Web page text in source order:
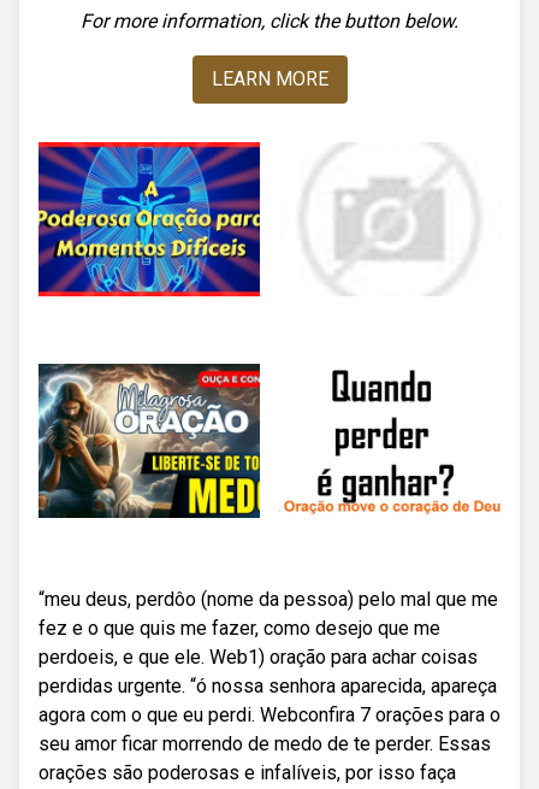
For more information, click the button below.
LEARN MORE
“meu deus, perdôo (nome da pessoa) pelo mal que me
fez e o que quis me fazer, como desejo que me
perdoeis, e que ele. Web1) oração para achar coisas
perdidas urgente. “ó nossa senhora aparecida, apareça
agora com o que eu perdi. Webconfira 7 orações para o
seu amor ficar morrendo de medo de te perder. Essas
orações são poderosas e infalíveis, por isso faça